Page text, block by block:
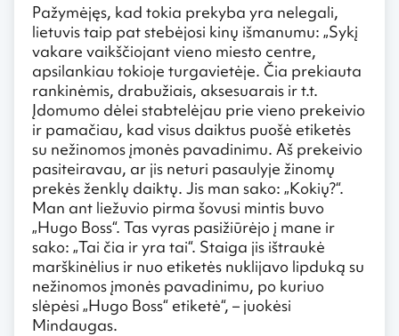
Pažymėjęs, kad tokia prekyba yra nelegali,
lietuvis taip pat stebėjosi kinų išmanumu: „Sykį
vakare vaikščiojant vieno miesto centre,
apsilankiau tokioje turgavietėje. Čia prekiauta
rankinėmis, drabužiais, aksesuarais ir t.t.
Įdomumo dėlei stabtelėjau prie vieno prekeivio
ir pamačiau, kad visus daiktus puošė etiketės
su nežinomos įmonės pavadinimu. Aš prekeivio
pasiteiravau, ar jis neturi pasaulyje žinomų
prekės ženklų daiktų. Jis man sako: „Kokių?“.
Man ant liežuvio pirma šovusi mintis buvo
„Hugo Boss“. Tas vyras pasižiūrėjo į mane ir
sako: „Tai čia ir yra tai“. Staiga jis ištraukė
marškinėlius ir nuo etiketės nuklijavo lipduką su
nežinomos įmonės pavadinimu, po kuriuo
slėpėsi „Hugo Boss“ etiketė“, – juokėsi
Mindaugas.